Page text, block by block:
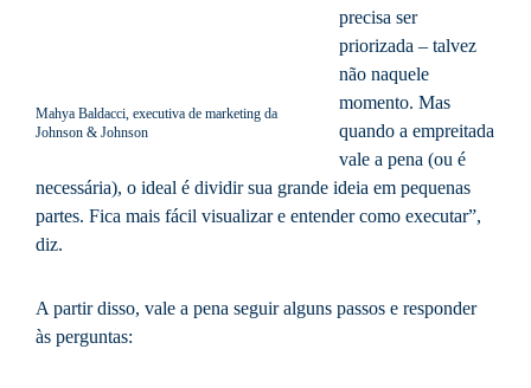
Mahya Baldacci, executiva de marketing da
Johnson & Johnson
precisa ser
priorizada – talvez
não naquele
momento. Mas
quando a empreitada
vale a pena (ou é
necessária), o ideal é dividir sua grande ideia em pequenas
partes. Fica mais fácil visualizar e entender como executar”,
diz.
A partir disso, vale a pena seguir alguns passos e responder
às perguntas: